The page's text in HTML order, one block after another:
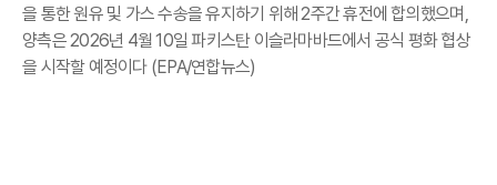
을 통한 원유 및 가스 수송을 유지하기 위해 2주간 휴전에 합의했으며,
양측은 2026년 4월 10일 파키스탄 이슬라마바드에서 공식 평화 협상
을 시작할 예정이다 (EPA/연합뉴스)